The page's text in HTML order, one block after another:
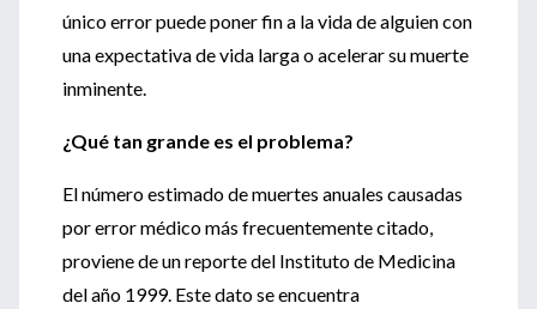
único error puede poner fin a la vida de alguien con
una expectativa de vida larga o acelerar su muerte
inminente.
¿Qué tan grande es el problema?
El número estimado de muertes anuales causadas
por error médico más frecuentemente citado,
proviene de un reporte del Instituto de Medicina
del año 1999. Este dato se encuentra